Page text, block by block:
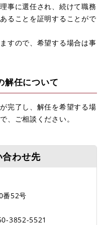
事に選任され、続けて職務
ることを証明することがで
すので、希望する場合は事
解任について
完了し、解任を希望する場
、ご相談ください。
合わせ先
番52号
3852-5521